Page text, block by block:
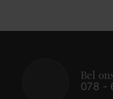
Bel
078 -